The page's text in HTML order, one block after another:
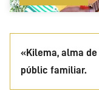
«Kilema, alma
públic familiar.